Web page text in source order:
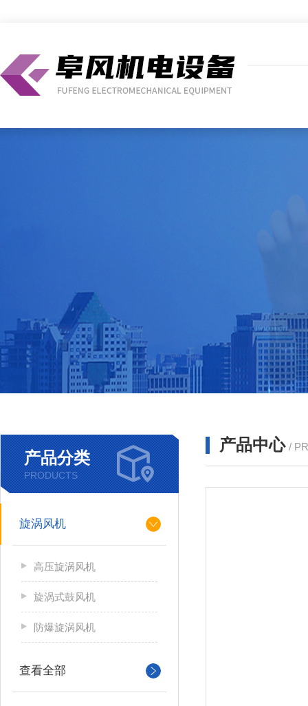
产品分类
PRODUCTS
旋涡风机
高压旋涡风机
旋涡式鼓风机
防爆旋涡风机
查看全部
产品中心 /